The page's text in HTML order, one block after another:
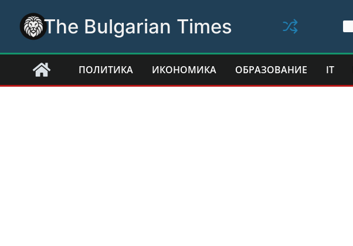
content
The Bulgarian Times
ПОЛИТИКА ИКОНОМИКА ОБРАЗОВАНИЕ IT